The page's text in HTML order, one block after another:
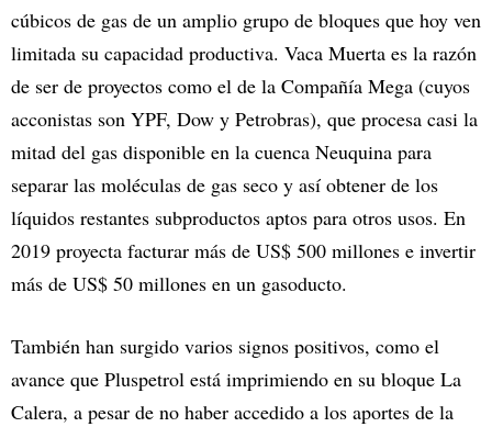
cúbicos de gas de un amplio grupo de bloques que hoy ven
limitada su capacidad productiva. Vaca Muerta es la razón
de ser de proyectos como el de la Compañía Mega (cuyos
acconistas son YPF, Dow y Petrobras), que procesa casi la
mitad del gas disponible en la cuenca Neuquina para
separar las moléculas de gas seco y así obtener de los
líquidos restantes subproductos aptos para otros usos. En
2019 proyecta facturar más de US$ 500 millones e invertir
más de US$ 50 millones en un gasoducto.
También han surgido varios signos positivos, como el
avance que Pluspetrol está imprimiendo en su bloque La
Calera, a pesar de no haber accedido a los aportes de la